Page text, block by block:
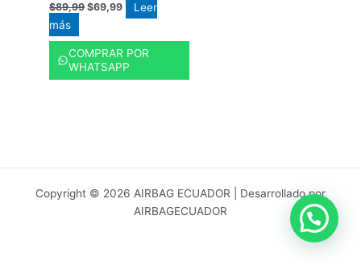
$89,99 $69,99
Leer
más
COMPRAR POR
WHATSAPP
Copyright © 2026 AIRBAG ECUADOR | Desarrollado por
AIRBAGECUADOR